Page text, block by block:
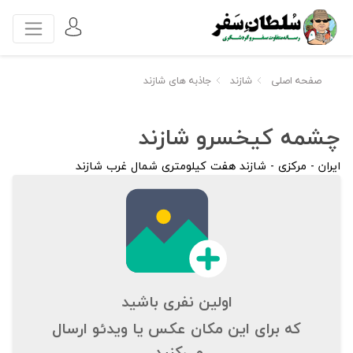
صفحه اصلی شازند جاذبه های شازند
چشمه کیخسرو شازند
ایران - مرکزی - شازند هفت کیلومتری شمال غرب شازند
اولین نفری باشید
که برای این مکان عکس یا ویدئو ارسال